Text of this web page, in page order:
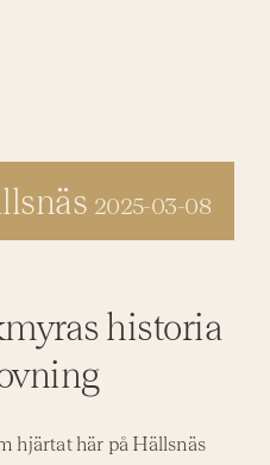
2025-03-08
historia
hjärtat här på Hällsnäs